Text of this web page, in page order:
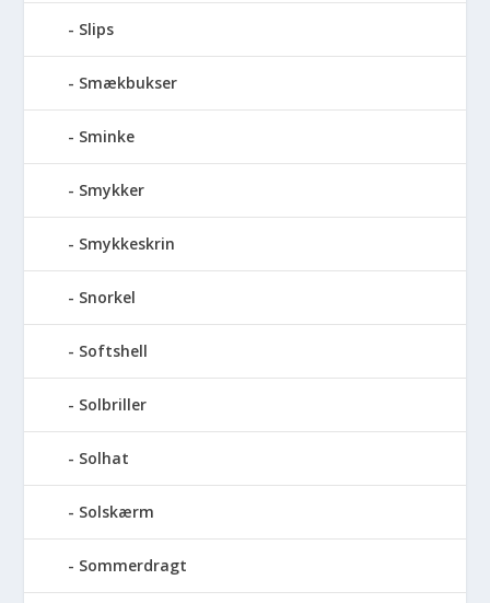
Slips
Smækbukser
Sminke
Smykker
Smykkeskrin
Snorkel
Softshell
Solbriller
Solhat
Solskærm
Sommerdragt